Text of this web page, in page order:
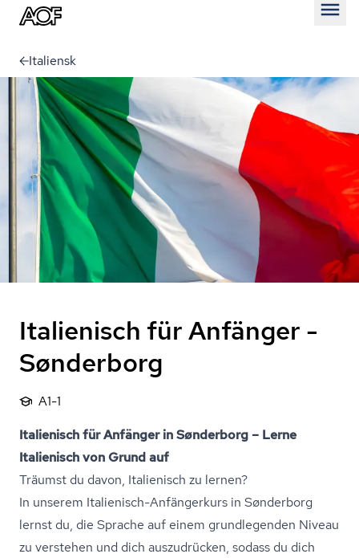
Italiensk
Italienisch für Anfänger -
Sønderborg
A1-1
Italienisch für Anfänger in Sønderborg – Lerne
Italienisch von Grund auf
Träumst du davon, Italienisch zu lernen?
In unserem Italienisch-Anfängerkurs in Sønderborg
lernst du, die Sprache auf einem grundlegenden Niveau
zu verstehen und dich auszudrücken, sodass du dich